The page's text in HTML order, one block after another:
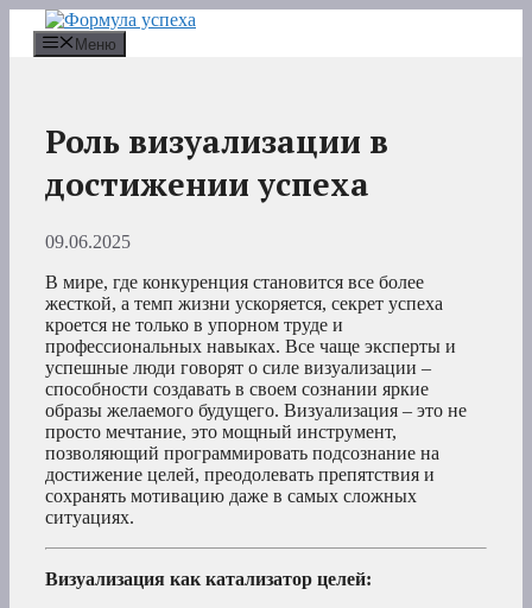
Перейти
содержимому
Меню
Роль визуализации в
достижении успеха
09.06.2025
В мире, где конкуренция становится все более
жесткой, а темп жизни ускоряется, секрет успеха
кроется не только в упорном труде и
профессиональных навыках. Все чаще эксперты и
успешные люди говорят о силе визуализации –
способности создавать в своем сознании яркие
образы желаемого будущего. Визуализация – это не
просто мечтание, это мощный инструмент,
позволяющий программировать подсознание на
достижение целей, преодолевать препятствия и
сохранять мотивацию даже в самых сложных
ситуациях.
Визуализация как катализатор целей: